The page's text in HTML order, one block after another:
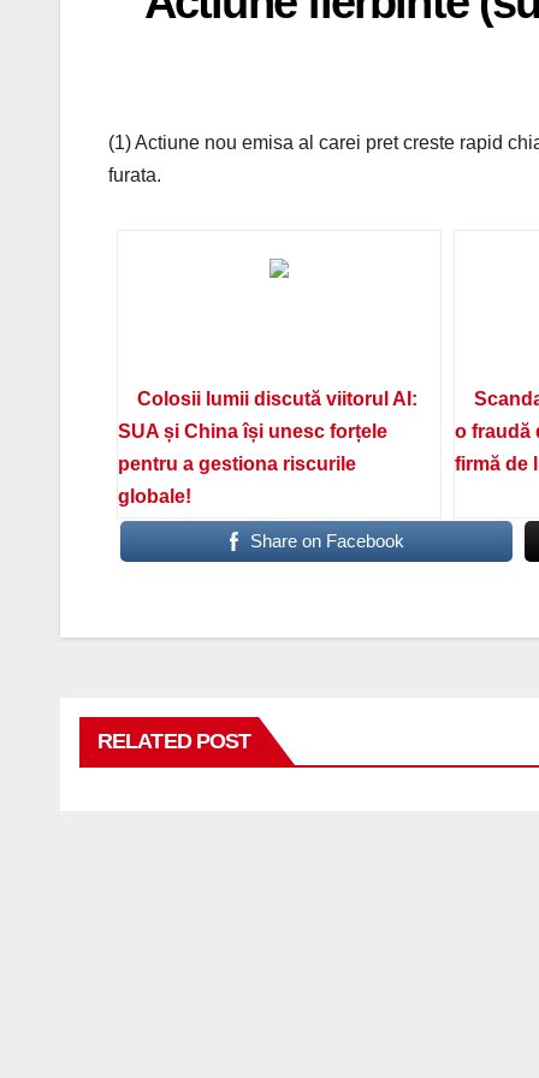
(1) Actiune nou emisa al carei pret creste rapid
furata.
Colosii lumii discută viitorul AI:
SUA și China își unesc forțele
pentru a gestiona riscurile
globale!
o fraudă
firmă de
Share on Facebook
RELATED POST